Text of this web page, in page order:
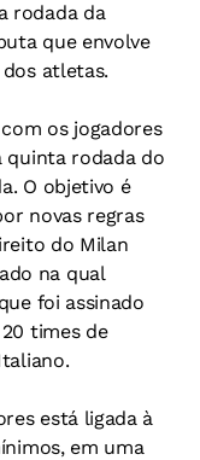
rodada da
que envolve
atletas.
os jogadores
quinta rodada do
O objetivo é
novas regras
do Milan
na qual
foi assinado
times de
está ligada à
em uma